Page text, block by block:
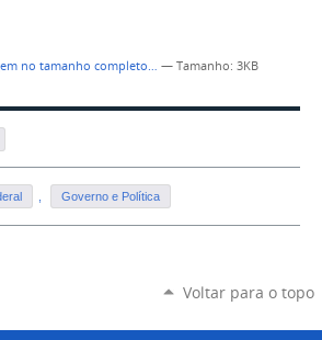
no tamanho completo… — Tamanho: 3KB
Governo e Política
Voltar para o topo